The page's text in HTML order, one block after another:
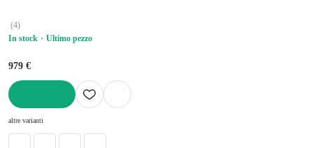
(4)
In stock
Ultimo pezzo
979 €
altre varianti